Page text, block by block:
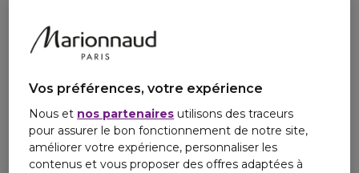
Vos préférences, votre expérience
Nous et nos partenaires utilisons des traceurs
pour assurer le bon fonctionnement de notre site,
améliorer votre expérience, personnaliser les
contenus et vous proposer des offres adaptées à